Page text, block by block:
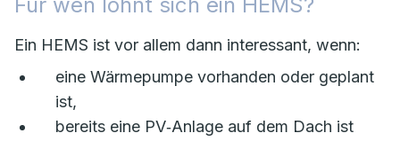
Ein HEMS ist vor allem dann interessant, wenn:
eine Wärmepumpe vorhanden oder geplant
ist,
bereits eine PV‑Anlage auf dem Dach ist